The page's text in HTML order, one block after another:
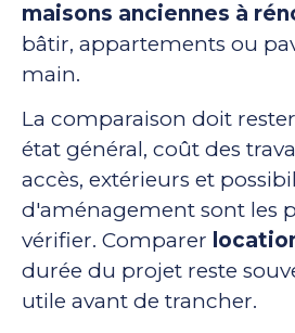
maisons anciennes à
bâtir, appartements ou
main.
La comparaison doit
état général, coût des
accès, extérieurs et
d'aménagement sont les
vérifier. Comparer
durée du projet reste
utile avant de trancher.